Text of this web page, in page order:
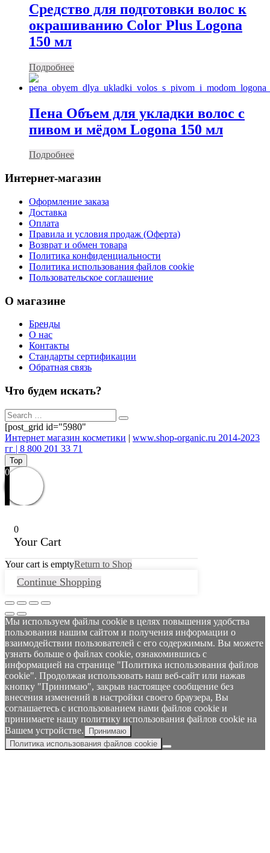
Средство для подготовки волос к
окрашиванию Color Plus Logona
150 мл
Подробнее
Пена Объем для укладки волос с
пивом и мёдом Logona 150 мл
Подробнее
Интернет-магазин
Оформление заказа
Доставка
Оплата
Правила и условия продаж (Оферта)
Возврат и обмен товара
Политика конфиденциальности
Политика использования файлов cookie
Пользовательское соглашение
О магазине
Бренды
О нас
Контакты
Стандарты сертификации
Обратная связь
Что будем искать?
[post_grid id="5980"
Интернет магазин косметики | www.shop-organic.ru 2014-2023
гг | 8 800 201 33 71
Top
0
0
Your Cart
Your cart is emptyReturn to Shop
Continue Shopping
Мы используем файлы cookie в целях повышения удобства
пользования нашим сайтом и получения информации о
взаимодействии пользователей с его содержимым. Вы можете
узнать больше о файлах cookie, ознакомившись с
информацией на странице "Политика использования файлов
cookie". Продолжая использовать наш веб-сайт или нажав
кнопку "Принимаю", закрыв настоящее сообщение без
внесения изменений в настройки своего браузера, Вы
соглашаетесь с использованием нами файлов cookie и
принимаете нашу политику использования файлов cookie на
Вашем устройстве.
Принимаю
Политика использования файлов cookie